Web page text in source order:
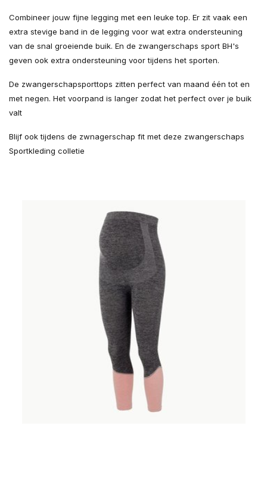
Combineer jouw fijne legging met een leuke top. Er zit vaak een
extra stevige band in de legging voor wat extra ondersteuning
van de snal groeiende buik. En de zwangerschaps sport BH's
geven ook extra ondersteuning voor tijdens het sporten.
De zwangerschapsporttops zitten perfect van maand één tot en
met negen. Het voorpand is langer zodat het perfect over je buik
valt
Blijf ook tijdens de zwnagerschap fit met deze zwangerschaps
Sportkleding colletie